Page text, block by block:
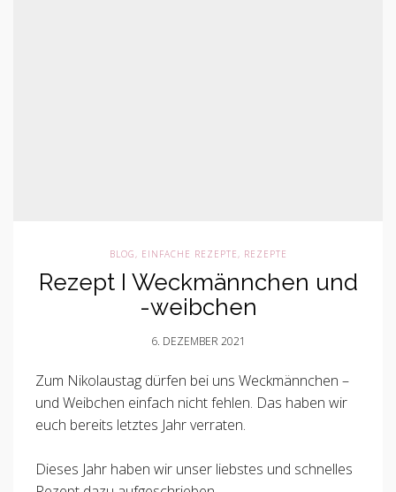
BLOG, EINFACHE REZEPTE, REZEPTE
Rezept I Weckmännchen und
-weibchen
6. DEZEMBER 2021
Zum Nikolaustag dürfen bei uns Weckmännchen –
und Weibchen einfach nicht fehlen. Das haben wir
euch bereits letztes Jahr verraten.
Dieses Jahr haben wir unser liebstes und schnelles